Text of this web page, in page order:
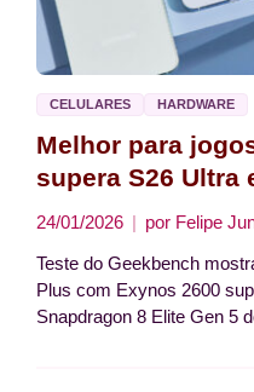
CELULARES HARDWARE
Melhor para
supera S26 Ultra
24/01/2026 por Felipe
Teste do Geekbench
Plus com Exynos 2600
Snapdragon 8 Elite Gen 5